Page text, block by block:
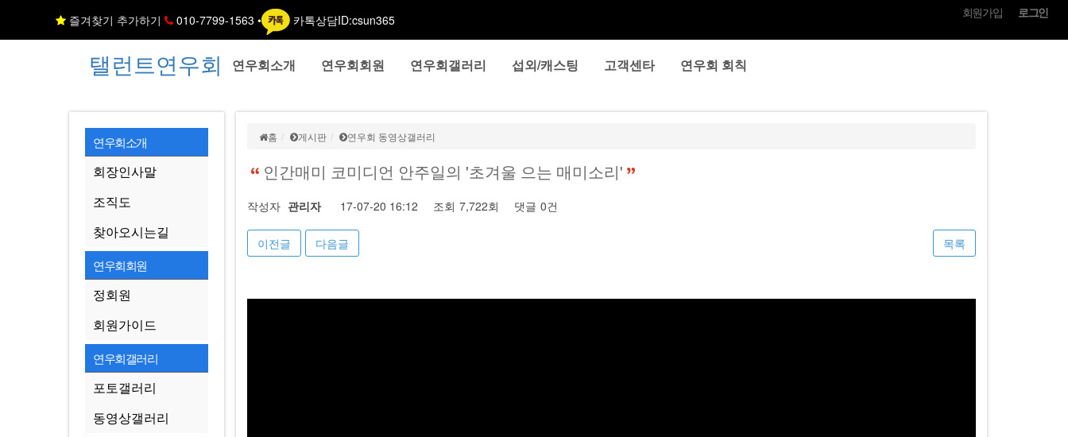
즐겨찾기 추가하기 010-7799-1563 • 카톡상담ID:csun365 회원가입 로그인
탤런트연우회 연우회소개 연우회회원 연우회갤러리 섭외/캐스팅 고객센타 연우회 회칙
연우회소개
회장인사말
조직도
찾아오시는길
연우회회원
정회원
회원가이드
연우회갤러리
포토갤러리
동영상갤러리
홈 게시판 연우회 동영상갤러리
인간매미 코미디언 안주일의 '초겨울 으는 매미소리'
작성자 관리자 17-07-20 16:12 조회 7,722회 댓글 0건
이전글 다음글 목록